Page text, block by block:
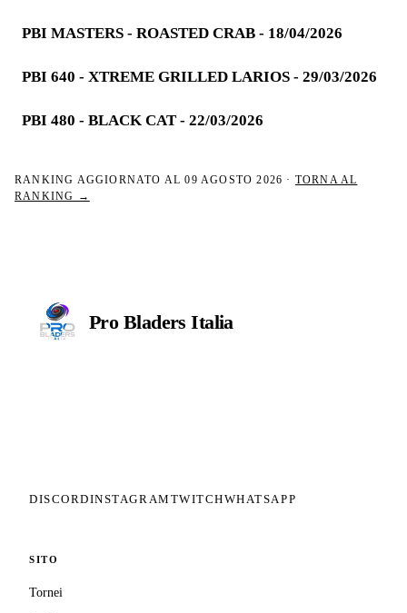
PBI MASTERS - ROASTED CRAB - 18/04/2026
PBI 640 - XTREME GRILLED LARIOS - 29/03/2026
PBI 480 - BLACK CAT - 22/03/2026
RANKING AGGIORNATO AL09 AGOSTO 2026 · TORNA AL
RANKING →
Pro BladersItalia
DISCORDINSTAGRAM TWITCHWHATSAPP
SITO
Tornei